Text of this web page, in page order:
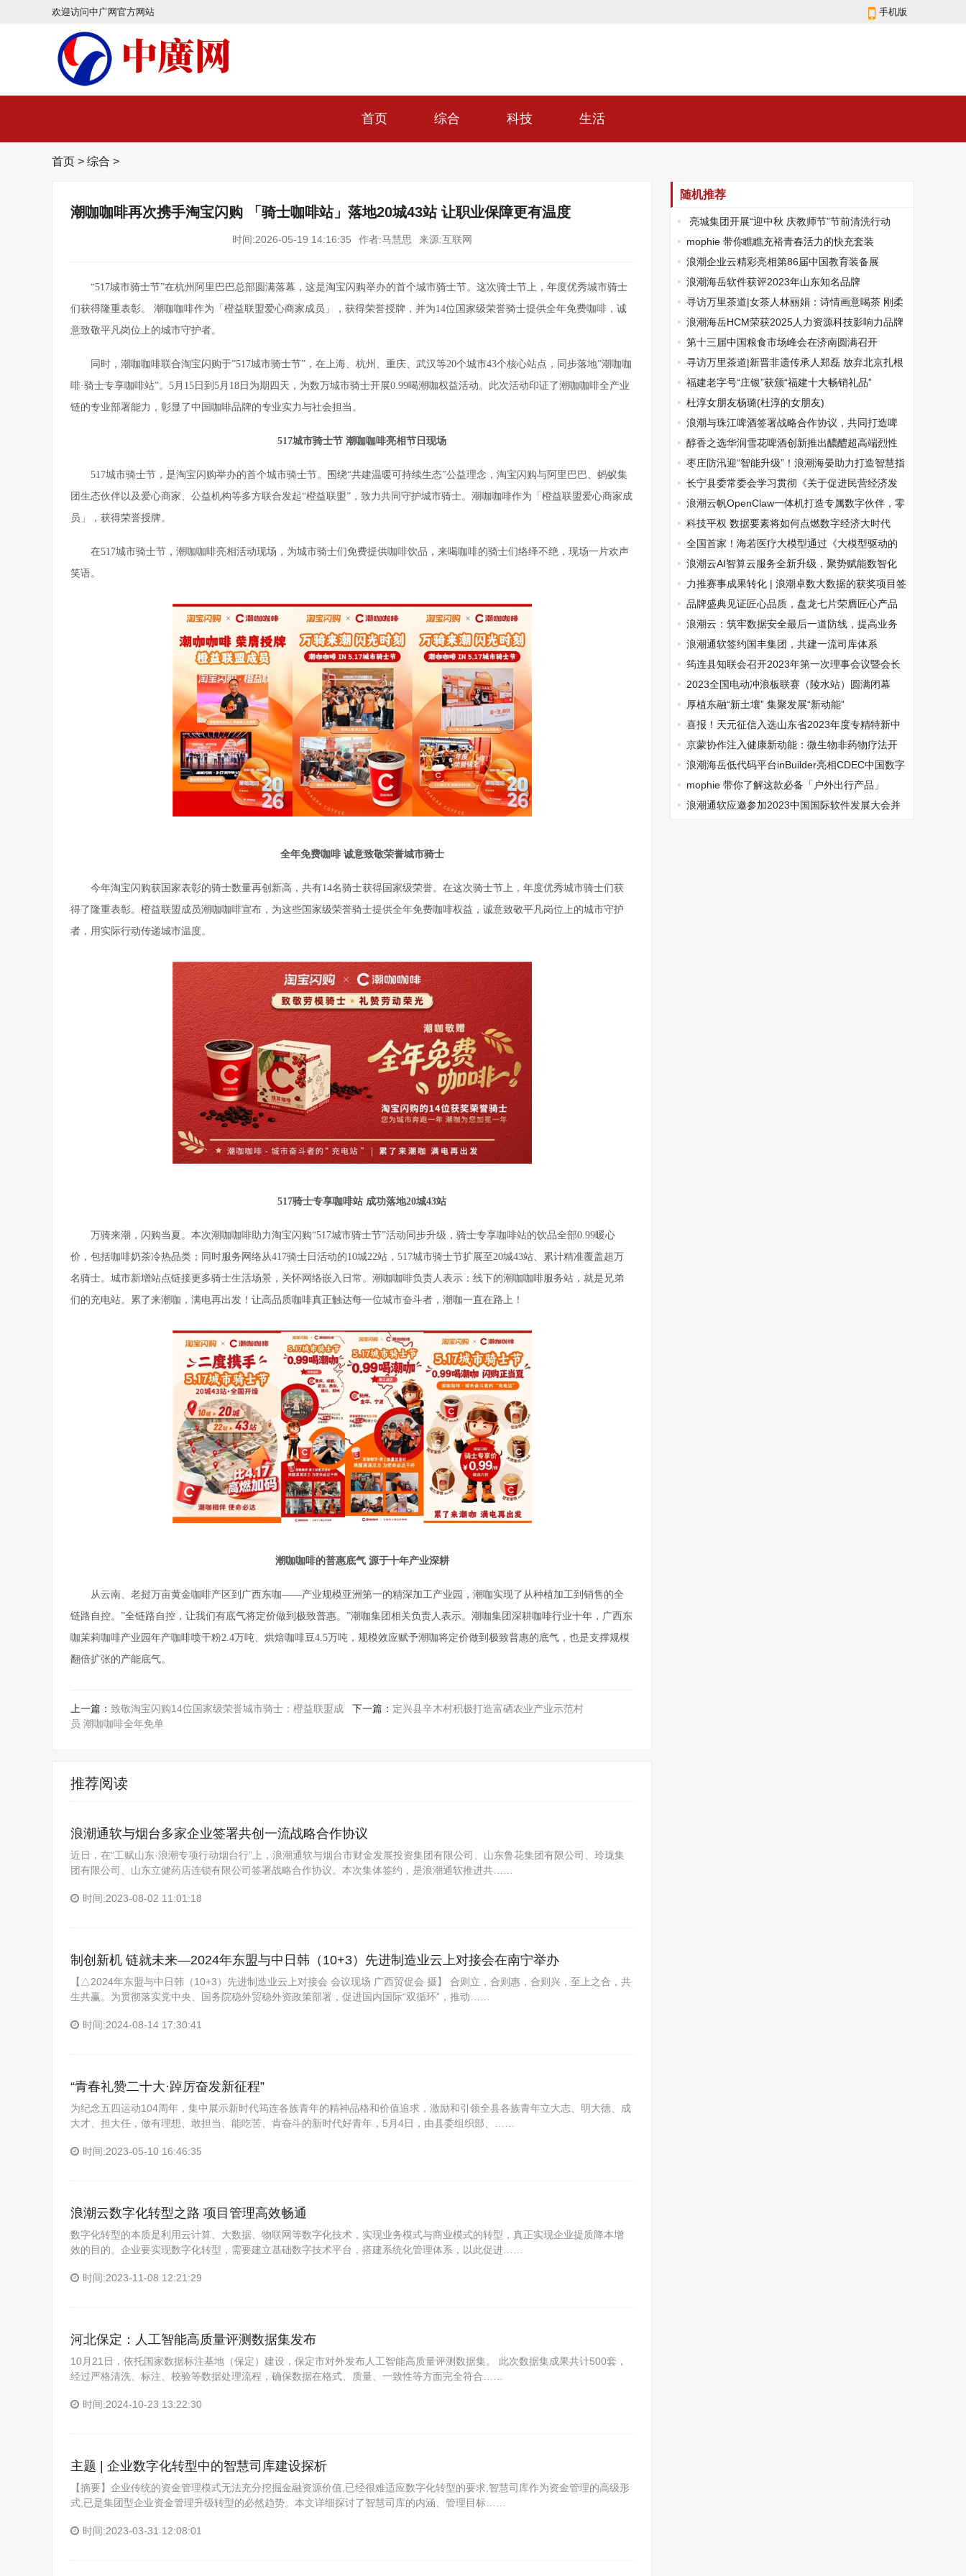
欢迎访问中广网官方网站 手机版
首页 综合 科技 生活
首页 > 综合 >
潮咖咖啡再次携手淘宝闪购 「骑士咖啡站」落地20城43站 让职业保障更有温度
时间:2026-05-19 14:16:35 作者:马慧思 来源:互联网
“517城市骑士节”在杭州阿里巴巴总部圆满落幕，这是淘宝闪购举办的首个城市骑士节。这次骑士节上，年度优秀城市骑士
们获得隆重表彰。 潮咖咖啡作为「橙益联盟爱心商家成员」，获得荣誉授牌，并为14位国家级荣誉骑士提供全年免费咖啡，诚
意致敬平凡岗位上的城市守护者。
同时，潮咖咖啡联合淘宝闪购于”517城市骑士节”，在上海、杭州、重庆、武汉等20个城市43个核心站点，同步落地”潮咖咖
啡·骑士专享咖啡站”。5月15日到5月18日为期四天，为数万城市骑士开展0.99喝潮咖权益活动。此次活动印证了潮咖咖啡全产业
链的专业部署能力，彰显了中国咖啡品牌的专业实力与社会担当。
517城市骑士节 潮咖咖啡亮相节日现场
517城市骑士节，是淘宝闪购举办的首个城市骑士节。围绕“共建温暖可持续生态”公益理念，淘宝闪购与阿里巴巴、蚂蚁集
团生态伙伴以及爱心商家、公益机构等多方联合发起“橙益联盟”，致力共同守护城市骑士。潮咖咖啡作为「橙益联盟爱心商家成
员」，获得荣誉授牌。
在517城市骑士节，潮咖咖啡亮相活动现场，为城市骑士们免费提供咖啡饮品，来喝咖啡的骑士们络绎不绝，现场一片欢声
笑语。
全年免费咖啡 诚意致敬荣誉城市骑士
今年淘宝闪购获国家表彰的骑士数量再创新高，共有14名骑士获得国家级荣誉。在这次骑士节上，年度优秀城市骑士们获
得了隆重表彰。橙益联盟成员潮咖咖啡宣布，为这些国家级荣誉骑士提供全年免费咖啡权益，诚意致敬平凡岗位上的城市守护
者，用实际行动传递城市温度。
517骑士专享咖啡站 成功落地20城43站
万骑来潮，闪购当夏。本次潮咖咖啡助力淘宝闪购“517城市骑士节”活动同步升级，骑士专享咖啡站的饮品全部0.99暖心
价，包括咖啡奶茶冷热品类；同时服务网络从417骑士日活动的10城22站，517城市骑士节扩展至20城43站、累计精准覆盖超万
名骑士。城市新增站点链接更多骑士生活场景，关怀网络嵌入日常。潮咖咖啡负责人表示：线下的潮咖咖啡服务站，就是兄弟
们的充电站。累了来潮咖，满电再出发！让高品质咖啡真正触达每一位城市奋斗者，潮咖一直在路上！
潮咖咖啡的普惠底气 源于十年产业深耕
从云南、老挝万亩黄金咖啡产区到广西东咖——产业规模亚洲第一的精深加工产业园，潮咖实现了从种植加工到销售的全
链路自控。”全链路自控，让我们有底气将定价做到极致普惠。”潮咖集团相关负责人表示。潮咖集团深耕咖啡行业十年，广西东
咖茉莉咖啡产业园年产咖啡喷干粉2.4万吨、烘焙咖啡豆4.5万吨，规模效应赋予潮咖将定价做到极致普惠的底气，也是支撑规模
翻倍扩张的产能底气。
上一篇： 致敬淘宝闪购14位国家级荣誉城市骑士：橙益联盟成
员 潮咖咖啡全年免单
下一篇： 定兴县辛木村积极打造富硒农业产业示范村
推荐阅读
浪潮通软与烟台多家企业签署共创一流战略合作协议
近日，在“工赋山东·浪潮专项行动烟台行”上，浪潮通软与烟台市财金发展投资集团有限公司、山东鲁花集团有限公司、玲珑集
团有限公司、山东立健药店连锁有限公司签署战略合作协议。本次集体签约，是浪潮通软推进共……
时间:2023-08-02 11:01:18
制创新机 链就未来—2024年东盟与中日韩（10+3）先进制造业云上对接会在南宁举办
【△2024年东盟与中日韩（10+3）先进制造业云上对接会 会议现场 广西贸促会 摄】 合则立，合则惠，合则兴，至上之合，共
生共赢。为贯彻落实党中央、国务院稳外贸稳外资政策部署，促进国内国际“双循环”，推动……
时间:2024-08-14 17:30:41
“青春礼赞二十大·踔厉奋发新征程”
为纪念五四运动104周年，集中展示新时代筠连各族青年的精神品格和价值追求，激励和引领全县各族青年立大志、明大德、成
大才、担大任，做有理想、敢担当、能吃苦、肯奋斗的新时代好青年，5月4日，由县委组织部、……
时间:2023-05-10 16:46:35
浪潮云数字化转型之路 项目管理高效畅通
数字化转型的本质是利用云计算、大数据、物联网等数字化技术，实现业务模式与商业模式的转型，真正实现企业提质降本增
效的目的。企业要实现数字化转型，需要建立基础数字技术平台，搭建系统化管理体系，以此促进……
时间:2023-11-08 12:21:29
河北保定：人工智能高质量评测数据集发布
10月21日，依托国家数据标注基地（保定）建设，保定市对外发布人工智能高质量评测数据集。 此次数据集成果共计500套，
经过严格清洗、标注、校验等数据处理流程，确保数据在格式、质量、一致性等方面完全符合……
时间:2024-10-23 13:22:30
主题 | 企业数字化转型中的智慧司库建设探析
【摘要】企业传统的资金管理模式无法充分挖掘金融资源价值,已经很难适应数字化转型的要求,智慧司库作为资金管理的高级形
式,已是集团型企业资金管理升级转型的必然趋势。本文详细探讨了智慧司库的内涵、管理目标……
时间:2023-03-31 12:08:01
随机推荐
​ 亮城集团开展“迎中秋 庆教师节”节前清洗行动
mophie 带你瞧瞧充裕青春活力的快充套装
浪潮企业云精彩亮相第86届中国教育装备展
浪潮海岳软件获评2023年山东知名品牌
寻访万里茶道|女茶人林丽娟：诗情画意喝茶 刚柔
并济做企业
浪潮海岳HCM荣获2025人力资源科技影响力品牌
30强
第十三届中国粮食市场峰会在济南圆满召开
寻访万里茶道|新晋非遗传承人郑磊 放弃北京扎根
山里做茶农
福建老字号“庄银”获颁“福建十大畅销礼品”
杜淳女朋友杨璐(杜淳的女朋友)
浪潮与珠江啤酒签署战略合作协议，共同打造啤
酒行业示范标杆
醇香之选华润雪花啤酒创新推出醲醴超高端烈性
啤酒，引发啤迷狂热
枣庄防汛迎“智能升级”！浪潮海晏助力打造智慧指
挥决策中心
长宁县委常委会学习贯彻《关于促进民营经济发
展壮大的意见》精神
浪潮云帆OpenClaw一体机打造专属数字伙伴，零
门槛拥抱AI
科技平权 数据要素将如何点燃数字经济大时代
全国首家！海若医疗大模型通过《大模型驱动的
数字医疗健康应用技术要求》测评
浪潮云AI智算云服务全新升级，聚势赋能数智化
力推赛事成果转化 | 浪潮卓数大数据的获奖项目签
约落地了
品牌盛典见证匠心品质，盘龙七片荣膺匠心产品
浪潮云：筑牢数据安全最后一道防线，提高业务
灾备能力
浪潮通软签约国丰集团，共建一流司库体系
筠连县知联会召开2023年第一次理事会议暨会长
（扩大）会议
2023全国电动冲浪板联赛（陵水站）圆满闭幕
厚植东融“新土壤” 集聚发展“新动能”
喜报！天元征信入选山东省2023年度专精特新中
小企业
京蒙协作注入健康新动能：微生物非药物疗法开
启康养生态新篇章
浪潮海岳低代码平台inBuilder亮相CDEC中国数字
智能生态大会首站
mophie 带你了解这款必备「户外出行产品」
浪潮通软应邀参加2023中国国际软件发展大会并